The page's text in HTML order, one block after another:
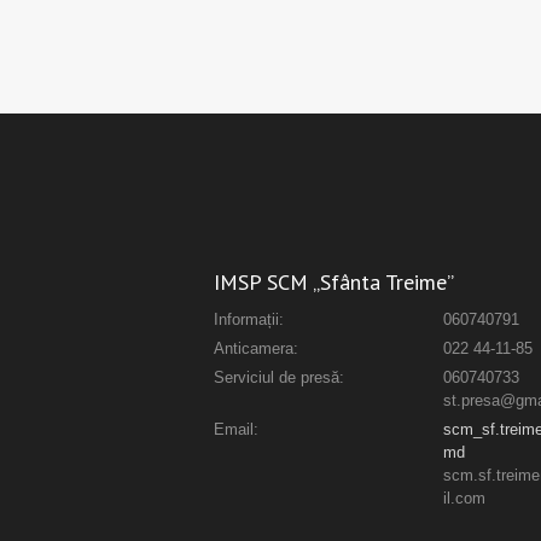
IMSP SCM „Sfânta Treime”
Informații:
060740791
Anticamera:
022 44-11-85
Serviciul de presă:
060740733
Email:
md
il.com